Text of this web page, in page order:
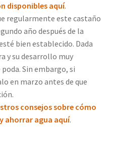
disponibles aquí.
regularmente este castaño
año después de la
bien establecido. Dada
y su desarrollo muy
Sin embargo, si
en marzo antes de que
consejos sobre cómo
ahorrar agua aquí.